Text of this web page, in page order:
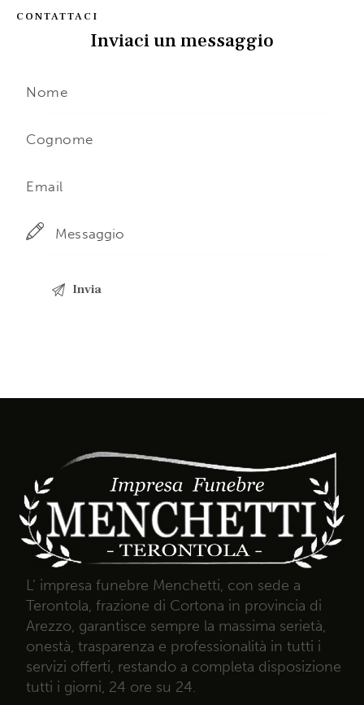
CONTATTACI
Inviaci un messaggio
L’ impresa funebre Menchetti, con sede a
Terontola, frazione di Cortona in provincia di
Arezzo, garantisce sempre la massima serietà,
onestà, trasparenza e professionalità in tutti i
servizi offerti, restando a completa disposizione
tutti i giorni, 24 ore su 24.